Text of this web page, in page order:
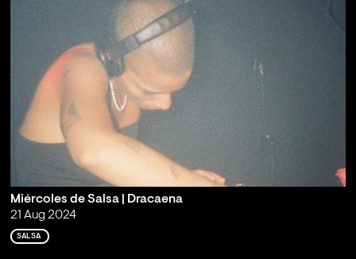
Miércoles de Salsa | Dracaena
21 Aug 2024
SALSA